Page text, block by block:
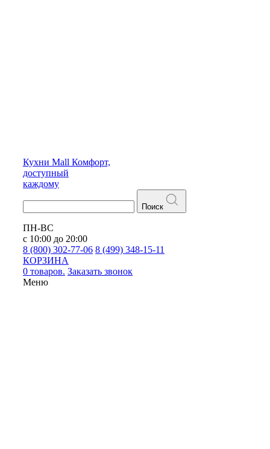
Кухни Mall Комфорт,
доступный
каждому
Поиск
ПН-ВС
с 10:00 до 20:00
8 (800) 302-77-06 8 (499) 348-15-11
КОРЗИНА
0 товаров. Заказать звонок
Меню